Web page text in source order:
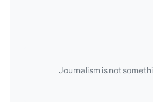
Journalism is not